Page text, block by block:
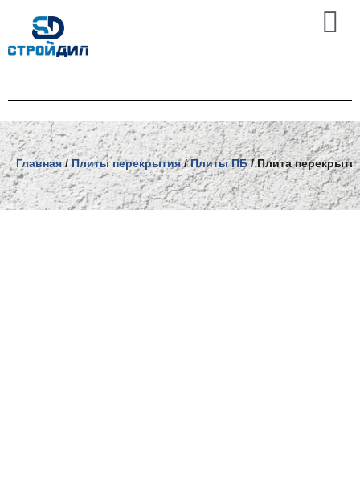
Перейти
Главная/Плиты перекрытия/Плиты ПБ/ Плита